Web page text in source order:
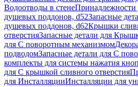
Водоотводы в стенеПринадлежности
душевых поддонов, d52Запасные
душевых поддонов, d62Крышки
отверстияЗапасные детали для
для С поворотным механизмом
подводомЗапасные детали для С
комплекты для системы нажатия
для С крышкой сливного отверстия
для ИнсталляцииИнсталляции для